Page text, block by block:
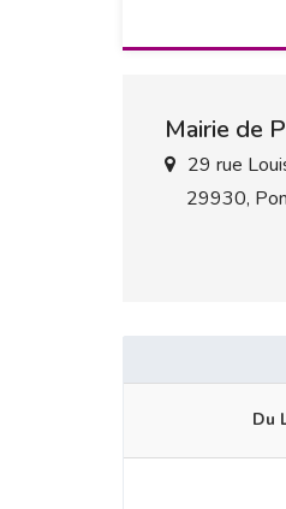
Mairie de
29 rue
29930,
Du